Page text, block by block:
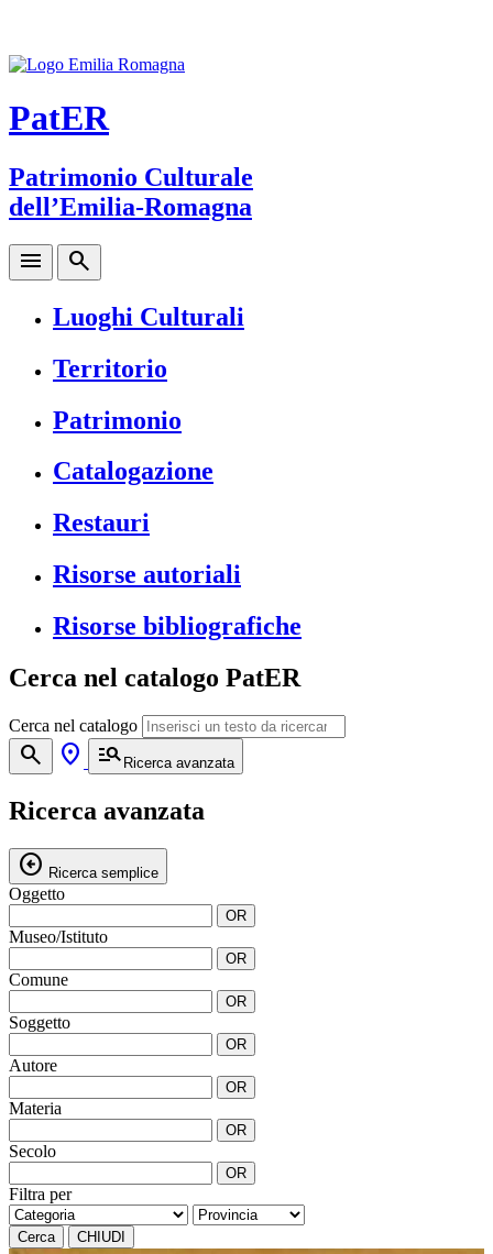
PatER
Patrimonio Culturale
dell’Emilia-Romagna
menu search
Luoghi Culturali
Territorio
Patrimonio
Catalogazione
Restauri
Risorse autoriali
Risorse bibliografiche
Cerca nel catalogo PatER
Cerca nel catalogo
search location_on manage_search Ricerca avanzata
Ricerca avanzata
arrow_circle_left Ricerca semplice
Oggetto
OR
Museo/Istituto
OR
Comune
OR
Soggetto
OR
Autore
OR
Materia
OR
Secolo
OR
Filtra per
Cerca CHIUDI